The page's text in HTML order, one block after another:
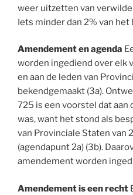
weer uitzetten van
Iets minder dan 2% van het
Amendement en agenda
worden ingediend over elk
en aan de leden van
bekendgemaakt (3a).
725 is een voorstel dat aan
was, want het stond als
van Provinciale Staten van
(agendapunt 2a) (3b).
amendement worden
Amendement is een recht